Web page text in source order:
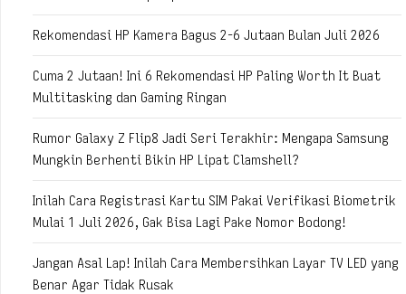
Rekomendasi HP Kamera Bagus 2-6 Jutaan Bulan Juli 2026
Cuma 2 Jutaan! Ini 6 Rekomendasi HP Paling Worth It Buat
Multitasking dan Gaming Ringan
Rumor Galaxy Z Flip8 Jadi Seri Terakhir: Mengapa Samsung
Mungkin Berhenti Bikin HP Lipat Clamshell?
Inilah Cara Registrasi Kartu SIM Pakai Verifikasi Biometrik
Mulai 1 Juli 2026, Gak Bisa Lagi Pake Nomor Bodong!
Jangan Asal Lap! Inilah Cara Membersihkan Layar TV LED yang
Benar Agar Tidak Rusak